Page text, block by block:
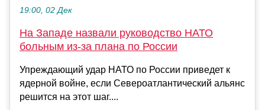
19:00, 02 Дек
На Западе назвали руководство НАТО
больным из-за плана по России
Упреждающий удар НАТО по России приведет к
ядерной войне, если Североатлантический альянс
решится на этот шаг....